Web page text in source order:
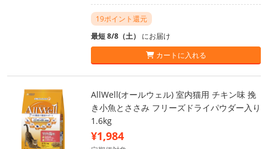
19ポイント還元
最短 8/8（土） にお届け
カートに入れる
AllWell(オールウェル) 室内猫用 チキン味 挽
き小魚とささみ フリーズドライパウダー入り
1.6kg
¥1,984